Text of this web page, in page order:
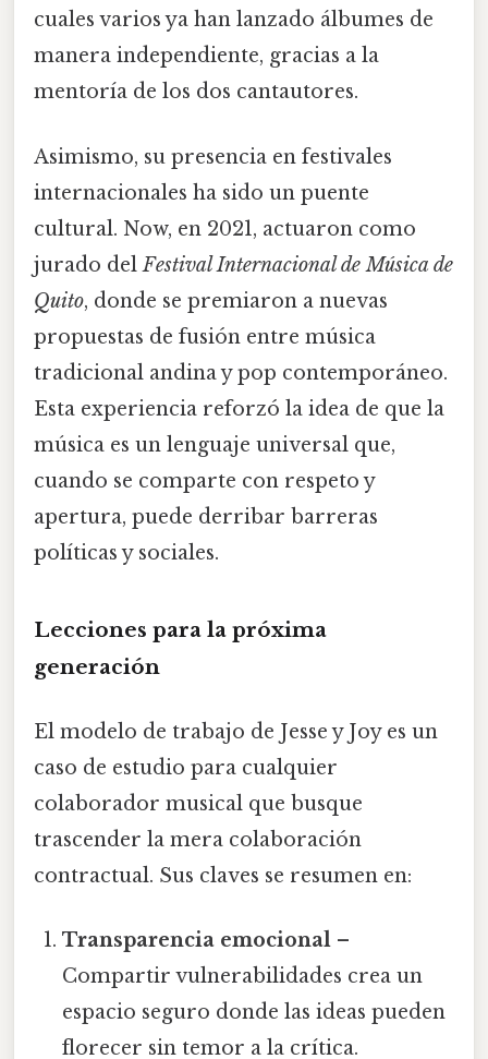
cuales varios ya han lanzado álbumes de
manera independiente, gracias a la
mentoría de los dos cantautores.
Asimismo, su presencia en festivales
internacionales ha sido un puente
cultural. Now, en 2021, actuaron como
jurado delFestival Internacional de Música de
Quito, donde se premiaron a nuevas
propuestas de fusión entre música
tradicional andina y pop contemporáneo.
Esta experiencia reforzó la idea de que la
música es un lenguaje universal que,
cuando se comparte con respeto y
apertura, puede derribar barreras
políticas y sociales.
Lecciones para la próxima
generación
El modelo de trabajo de Jesse y Joy es un
caso de estudio para cualquier
colaborador musical que busque
trascender la mera colaboración
contractual. Sus claves se resumen en:
Transparencia emocional –
Compartir vulnerabilidades crea un
espacio seguro donde las ideas pueden
florecer sin temor a la crítica.